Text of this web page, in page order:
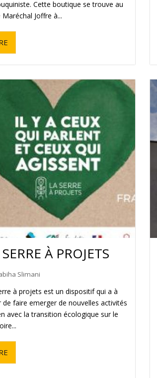
Cette boutique se trouve au
Maréchal Joffre à...
À PROJETS
Slimani
à projets est un dispositif qui a à
faire emerger de nouvelles activités
avec la transition écologique sur le